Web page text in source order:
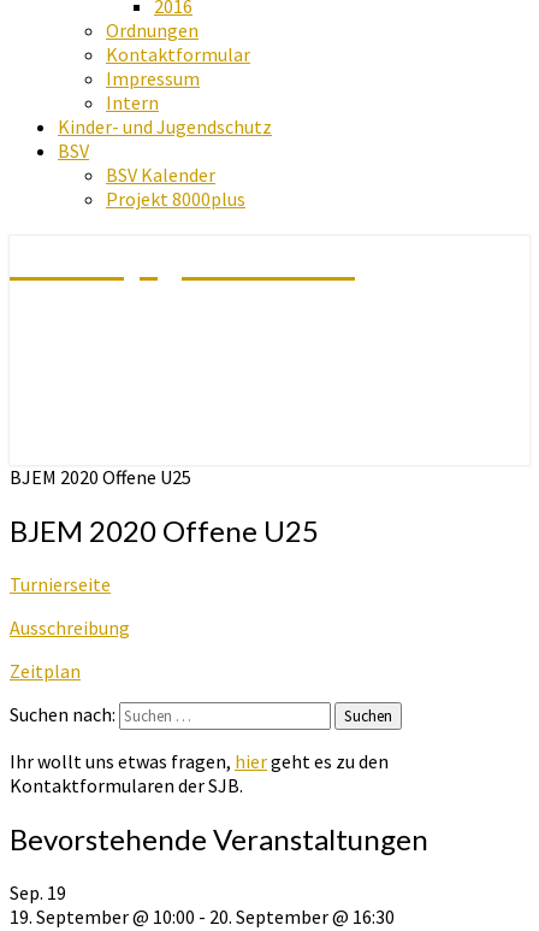
2016
Ordnungen
Kontaktformular
Impressum
Intern
Kinder- und Jugendschutz
BSV
BSV Kalender
Projekt 8000plus
BJEM 2020 Offene U25
BJEM 2020 Offene U25
Turnierseite
Ausschreibung
Zeitplan
Suchen nach:
Suchen
Ihr wollt uns etwas fragen, hiergeht es zu den
Kontaktformularen der SJB.
Bevorstehende Veranstaltungen
Sep. 19
19. September @ 10:00 - 20. September @ 16:30